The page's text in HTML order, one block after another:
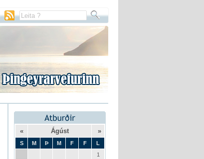
« Ágúst »
S M Þ M F F
L
1